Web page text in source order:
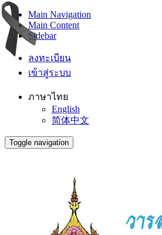
Main Navigation
Main Content
Sidebar
ลงทะเบียน
เข้าสู่ระบบ
ภาษาไทย
English
简体中文
Toggle navigation